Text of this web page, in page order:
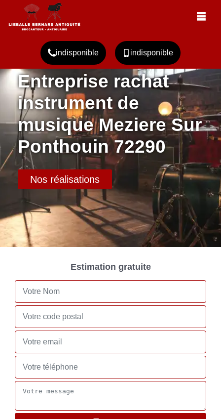
indisponible indisponible
Entreprise rachat
instrument de
musique Meziere Sur
Ponthouin 72290
Nos réalisations
Estimation gratuite